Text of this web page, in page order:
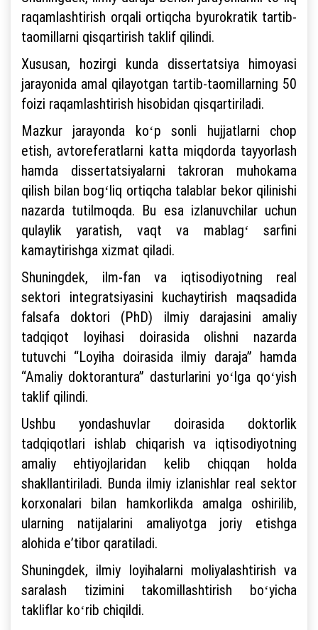
raqamlashtirish orqali ortiqcha byurokratik tartib-
taomillarni qisqartirish taklif qilindi.
Xususan, hozirgi kunda dissertatsiya himoyasi
jarayonida amal qilayotgan tartib-taomillarning 50
foizi raqamlashtirish hisobidan qisqartiriladi.
Mazkur jarayonda koʻp sonli hujjatlarni chop
etish, avtoreferatlarni katta miqdorda tayyorlash
hamda dissertatsiyalarni takroran muhokama
qilish bilan bogʻliq ortiqcha talablar bekor qilinishi
nazarda tutilmoqda. Bu esa izlanuvchilar uchun
qulaylik yaratish, vaqt va mablagʻ sarfini
kamaytirishga xizmat qiladi.
Shuningdek, ilm-fan va iqtisodiyotning real
sektori integratsiyasini kuchaytirish maqsadida
falsafa doktori (PhD) ilmiy darajasini amaliy
tadqiqot loyihasi doirasida olishni nazarda
tutuvchi “Loyiha doirasida ilmiy daraja” hamda
“Amaliy doktorantura” dasturlarini yoʻlga qoʻyish
taklif qilindi.
Ushbu yondashuvlar doirasida doktorlik
tadqiqotlari ishlab chiqarish va iqtisodiyotning
amaliy ehtiyojlaridan kelib chiqqan holda
shakllantiriladi. Bunda ilmiy izlanishlar real sektor
korxonalari bilan hamkorlikda amalga oshirilib,
ularning natijalarini amaliyotga joriy etishga
alohida eʼtibor qaratiladi.
Shuningdek, ilmiy loyihalarni moliyalashtirish va
saralash tizimini takomillashtirish boʻyicha
takliflar koʻrib chiqildi.